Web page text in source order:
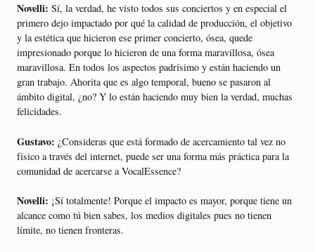
Novelli: Sí, la verdad, he visto todos sus conciertos y en especial el
primero dejo impactado por qué la calidad de producción, el objetivo
y la estética que hicieron ese primer concierto, ósea, quede
impresionado porque lo hicieron de una forma maravillosa, ósea
maravillosa. En todos los aspectos padrísimo y están haciendo un
gran trabajo. Ahorita que es algo temporal, bueno se pasaron al
ámbito digital, ¿no? Y lo están haciendo muy bien la verdad, muchas
felicidades.
Gustavo: ¿Consideras que está formado de acercamiento tal vez no
físico a través del internet, puede ser una forma más práctica para la
comunidad de acercarse a VocalEssence?
Novelli: ¡Sí totalmente! Porque el impacto es mayor, porque tiene un
alcance como tú bien sabes, los medios digitales pues no tienen
límite, no tienen fronteras.